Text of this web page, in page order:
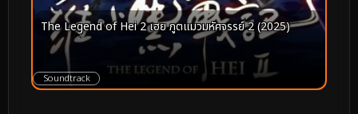
The Legend of Hei 2 เฮย ภูตแมวมหัศจรรย์ 2 (2025)
Soundtrack